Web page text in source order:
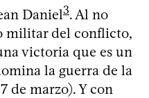
Daniel3. Al no
militar del conflicto,
victoria que es un
la guerra de la
de marzo). Y con